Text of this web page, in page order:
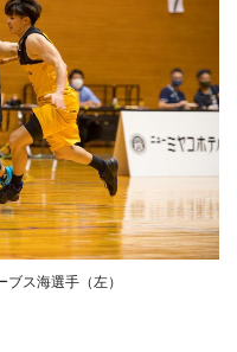
ス海選手（左）